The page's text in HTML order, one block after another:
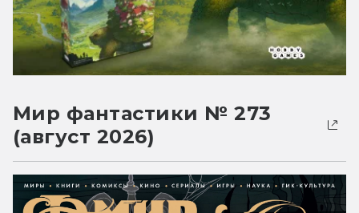
Мир фантастики № 273
(август 2026)